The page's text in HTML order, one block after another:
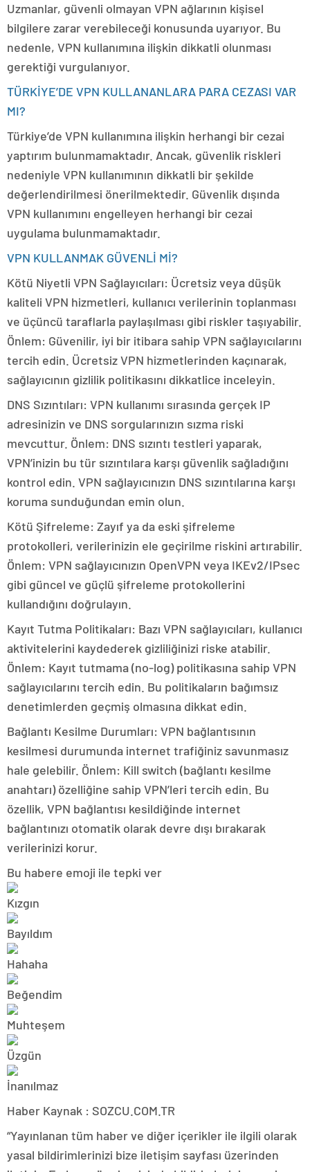
Uzmanlar, güvenli olmayan VPN ağlarının kişisel
bilgilere zarar verebileceği konusunda uyarıyor. Bu
nedenle, VPN kullanımına ilişkin dikkatli olunması
gerektiği vurgulanıyor.
TÜRKİYE’DE VPN KULLANANLARA PARA CEZASI VAR
MI?
Türkiye’de VPN kullanımına ilişkin herhangi bir cezai
yaptırım bulunmamaktadır. Ancak, güvenlik riskleri
nedeniyle VPN kullanımının dikkatli bir şekilde
değerlendirilmesi önerilmektedir. Güvenlik dışında
VPN kullanımını engelleyen herhangi bir cezai
uygulama bulunmamaktadır.
VPN KULLANMAK GÜVENLİ Mİ?
Kötü Niyetli VPN Sağlayıcıları: Ücretsiz veya düşük
kaliteli VPN hizmetleri, kullanıcı verilerinin toplanması
ve üçüncü taraflarla paylaşılması gibi riskler taşıyabilir.
Önlem: Güvenilir, iyi bir itibara sahip VPN sağlayıcılarını
tercih edin. Ücretsiz VPN hizmetlerinden kaçınarak,
sağlayıcının gizlilik politikasını dikkatlice inceleyin.
DNS Sızıntıları: VPN kullanımı sırasında gerçek IP
adresinizin ve DNS sorgularınızın sızma riski
mevcuttur. Önlem: DNS sızıntı testleri yaparak,
VPN’inizin bu tür sızıntılara karşı güvenlik sağladığını
kontrol edin. VPN sağlayıcınızın DNS sızıntılarına karşı
koruma sunduğundan emin olun.
Kötü Şifreleme: Zayıf ya da eski şifreleme
protokolleri, verilerinizin ele geçirilme riskini artırabilir.
Önlem: VPN sağlayıcınızın OpenVPN veya IKEv2/IPsec
gibi güncel ve güçlü şifreleme protokollerini
kullandığını doğrulayın.
Kayıt Tutma Politikaları: Bazı VPN sağlayıcıları, kullanıcı
aktivitelerini kaydederek gizliliğinizi riske atabilir.
Önlem: Kayıt tutmama (no-log) politikasına sahip VPN
sağlayıcılarını tercih edin. Bu politikaların bağımsız
denetimlerden geçmiş olmasına dikkat edin.
Bağlantı Kesilme Durumları: VPN bağlantısının
kesilmesi durumunda internet trafiğiniz savunmasız
hale gelebilir. Önlem: Kill switch (bağlantı kesilme
anahtarı) özelliğine sahip VPN’leri tercih edin. Bu
özellik, VPN bağlantısı kesildiğinde internet
bağlantınızı otomatik olarak devre dışı bırakarak
verilerinizi korur.
Bu habere emoji ile tepki ver
Haber Kaynak : SOZCU.COM.TR
“Yayınlanan tüm haber ve diğer içerikler ile ilgili olarak
yasal bildirimlerinizi bize iletişim sayfası üzerinden